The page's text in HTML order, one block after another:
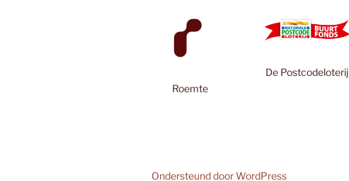
Roemte
De Postcodeloterij
Ondersteund door WordPress